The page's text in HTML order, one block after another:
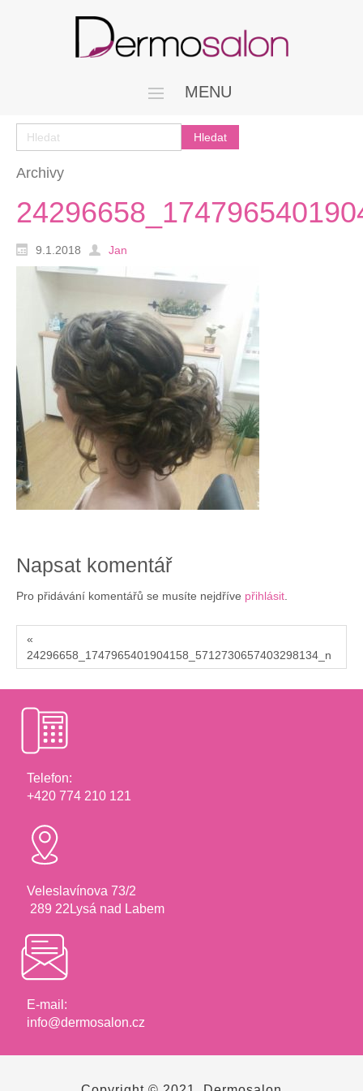
MENU
Archivy
9.1.2018 Jan
Napsat komentář
Pro přidávání komentářů se musíte nejdříve přihlásit
«
24296658_1747965401904158_5712730657403298134_n
Telefon:
+420 774 210 121
Veleslavínova 73/2
289 22Lysá nad Labem
E-mail:
info@dermosalon.cz